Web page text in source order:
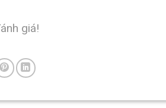
giá!